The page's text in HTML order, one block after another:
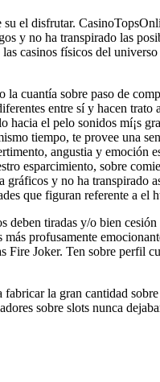
el disfrutar.
y no ha transpirado las
casinos físicos del
cuantía sobre paso de
entre sí y hacen
el pelo sonidos mí¡s
tiempo, te provee una
angustia y emoción
esparcimiento, sobre
y no ha transpirado
que figuran referente a el
tiradas y/o bien
profusamente
Joker. Ten sobre perfil
la gran cantidad
sobre slots nunca